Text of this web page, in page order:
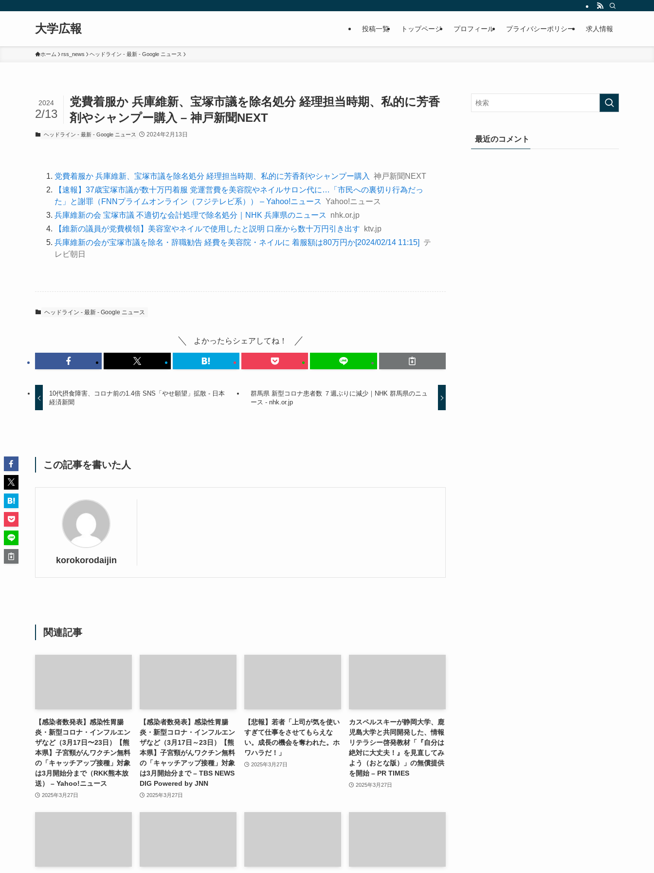
大学広報 投稿一覧 トップページ プロフィール プライバシーポリシー 求人情報
ホーム rss_news ヘッドライン - 最新 - Google ニュース
党費着服か 兵庫維新、宝塚市議を除名処分 経理担当時期、私的に芳香
剤やシャンプー購入 – 神戸新聞NEXT
2024
2/13
ヘッドライン - 最新 - Google ニュース 2024年2月13日
党費着服か 兵庫維新、宝塚市議を除名処分 経理担当時期、私的に芳香剤やシャンプー購入
神戸新聞NEXT
【速報】37歳宝塚市議が数十万円着服 党運営費を美容院やネイルサロン代に…「市民への裏切り行為だっ
た」と謝罪（FNNプライムオンライン（フジテレビ系）） – Yahoo!ニュース Yahoo!ニュース
兵庫維新の会 宝塚市議 不適切な会計処理で除名処分｜NHK 兵庫県のニュース
nhk.or.jp
【維新の議員が党費横領】美容室やネイルで使用したと説明 口座から数十万円引き出す
ktv.jp
兵庫維新の会が宝塚市議を除名・辞職勧告 経費を美容院・ネイルに 着服額は80万円か[2024/02/14 11:15]
テ
レビ朝日
ヘッドライン - 最新 - Google ニュース
よかったらシェアしてね！
10代摂食障害、コロナ前の1.4倍 SNS「やせ願望」拡散 - 日本
経済新聞
群馬県 新型コロナ患者数 ７週ぶりに減少｜NHK 群馬県のニュ
ース - nhk.or.jp
この記事を書いた人
korokorodaijin
関連記事
【感染者数発表】感染性胃腸
炎・新型コロナ・インフルエン
ザなど（3月17日〜23日）【熊
本県】子宮頸がんワクチン無料
の「キャッチアップ接種」対象
は3月開始分まで（RKK熊本放
送） – Yahoo!ニュース
2025年3月27日
【感染者数発表】感染性胃腸
炎・新型コロナ・インフルエン
ザなど（3月17日～23日）【熊
本県】子宮頸がんワクチン無料
の「キャッチアップ接種」対象
は3月開始分まで – TBS NEWS
DIG Powered by JNN
2025年3月27日
【悲報】若者「上司が気を使い
すぎて仕事をさせてもらえな
い。成長の機会を奪われた。ホ
ワハラだ！」
2025年3月27日
カスペルスキーが静岡大学、鹿
児島大学と共同開発した、情報
リテラシー啓発教材「『自分は
絶対に大丈夫！』を見直してみ
よう（おとな版）」の無償提供
を開始 – PR TIMES
2025年3月27日
最近のコメント